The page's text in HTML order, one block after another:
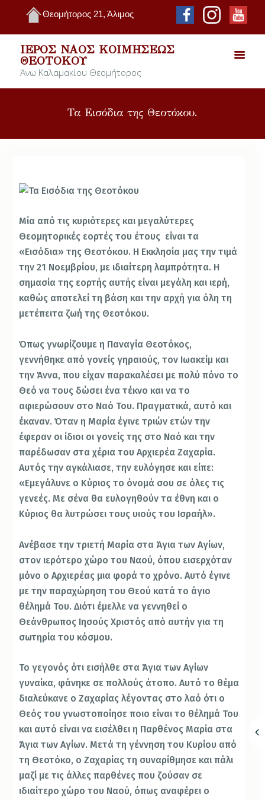
Θεομήτορος 21, Άλιμος
ΙΕΡΌΣ ΝΑΌΣ ΚΟΙΜΉΣΕΩΣ
ΘΕΟΤΌΚΟΥ
Άνω Καλαμακίου Θεομήτορος
Τα Εισόδια της Θεοτόκου.
Μία από τις κυριότερες και μεγαλύτερες
Θεομητορικές εορτές του έτους είναι τα
«Εισόδια» της Θεοτόκου. Η Εκκλησία μας την τιμά
την 21 Νοεμβρίου, με ιδιαίτερη λαμπρότητα. Η
σημασία της εορτής αυτής είναι μεγάλη και ιερή,
καθώς αποτελεί τη βάση και την αρχή για όλη τη
μετέπειτα ζωή της Θεοτόκου.
Όπως γνωρίζουμε η Παναγία Θεοτόκος,
γεννήθηκε από γονείς γηραιούς, τον Ιωακείμ και
την Άννα, που είχαν παρακαλέσει με πολύ πόνο το
Θεό να τους δώσει ένα τέκνο και να το
αφιερώσουν στο Ναό Του. Πραγματικά, αυτό και
έκαναν. Όταν η Μαρία έγινε τριών ετών την
έφεραν οι ίδιοι οι γονείς της στο Ναό και την
παρέδωσαν στα χέρια του Αρχιερέα Ζαχαρία.
Αυτός την αγκάλιασε, την ευλόγησε και είπε:
«Εμεγάλυνε ο Κύριος το όνομά σου σε όλες τις
γενεές. Με σένα θα ευλογηθούν τα έθνη και ο
Κύριος θα λυτρώσει τους υιούς του Ισραήλ».
Ανέβασε την τριετή Μαρία στα Άγια των Αγίων,
στον ιερότερο χώρο του Ναού, όπου εισερχόταν
μόνο ο Αρχιερέας μια φορά το χρόνο. Αυτό έγινε
με την παραχώρηση του Θεού κατά το άγιο
θέλημά Του. Διότι έμελλε να γεννηθεί ο
Θεάνθρωπος Ιησούς Χριστός από αυτήν για τη
σωτηρία του κόσμου.
Το γεγονός ότι εισήλθε στα Άγια των Αγίων
γυναίκα, φάνηκε σε πολλούς άτοπο. Αυτό το θέμα
διαλεύκανε ο Ζαχαρίας λέγοντας στο λαό ότι ο
Θεός του γνωστοποίησε ποιο είναι το θέλημά Του
και αυτό είναι να εισέλθει η Παρθένος Μαρία στα
Άγια των Αγίων. Μετά τη γέννηση του Κυρίου από
τη Θεοτόκο, ο Ζαχαρίας τη συναρίθμησε και πάλι
μαζί με τις άλλες παρθένες που ζούσαν σε
ιδιαίτερο χώρο του Ναού, όπως αναφέρει ο